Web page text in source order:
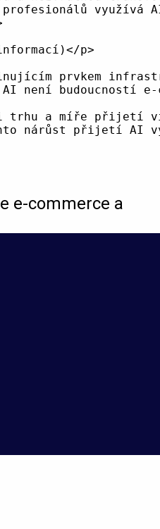
profesionálů
p>
prvkem
není budoucností
a míře přijetí viz
e-commerce a